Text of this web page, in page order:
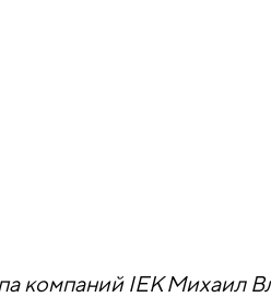
компаний IEK Михаил